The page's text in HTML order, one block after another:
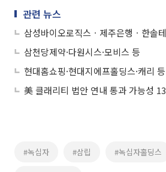
관련 뉴스
삼성바이오로직스ㆍ제주은행ㆍ한솔
삼천당제약·다원시스·모비스 등
현대홈쇼핑·현대지에프홀딩스·캐리 등
#녹십자 #삼립 #녹십자홀딩스